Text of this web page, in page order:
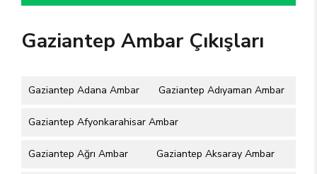
Gaziantep Ambar Çıkışları
Gaziantep Adana Ambar Gaziantep Adıyaman Ambar
Gaziantep Afyonkarahisar Ambar
Gaziantep Ağrı Ambar Gaziantep Aksaray Ambar